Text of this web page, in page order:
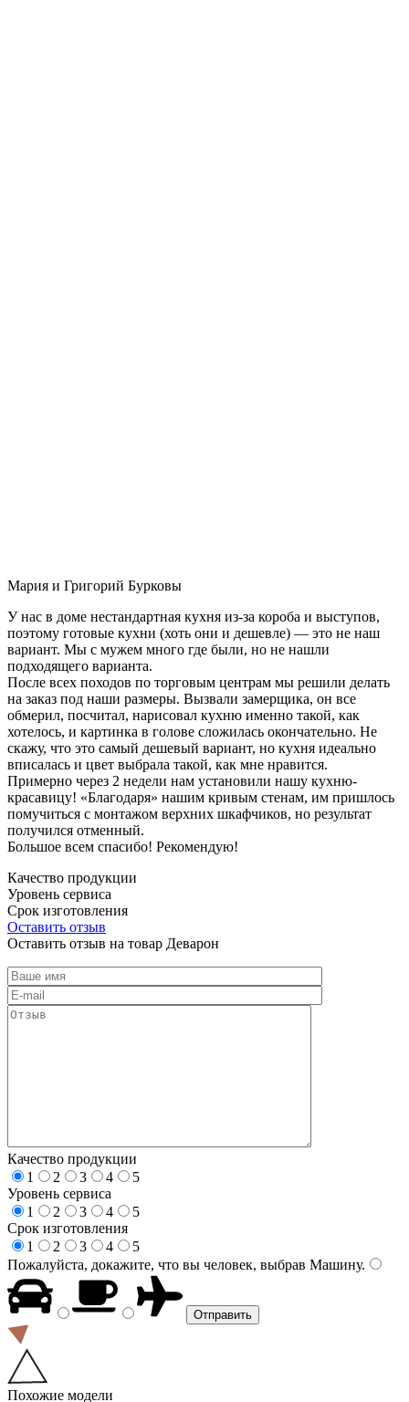
Мария и Григорий Бурковы
У нас в доме нестандартная кухня из-за короба и выступов,
поэтому готовые кухни (хоть они и дешевле) — это не наш
вариант. Мы с мужем много где были, но не нашли
подходящего варианта.
После всех походов по торговым центрам мы решили делать
на заказ под наши размеры. Вызвали замерщика, он все
обмерил, посчитал, нарисовал кухню именно такой, как
хотелось, и картинка в голове сложилась окончательно. Не
скажу, что это самый дешевый вариант, но кухня идеально
вписалась и цвет выбрала такой, как мне нравится.
Примерно через 2 недели нам установили нашу кухню-
красавицу! «Благодаря» нашим кривым стенам, им пришлось
помучиться с монтажом верхних шкафчиков, но результат
получился отменный.
Большое всем спасибо! Рекомендую!
Качество продукции
Уровень сервиса
Срок изготовления
Оставить отзыв
Оставить отзыв на товар Деварон
Качество продукции
1
2 3 4
5
Уровень сервиса
1
2 3 4
5
Срок изготовления
1
2 3 4
5
Пожалуйста, докажите, что вы человек, выбрав Машину.
Похожие модели